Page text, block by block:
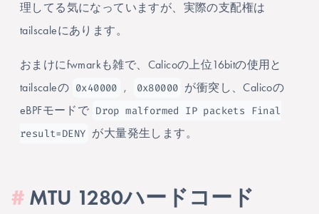
理してる気になっていますが、実際の支配権は
tailscaleにあります。
おまけにfwmarkも雑で、Calicoの上位16bitの使用と
tailscaleの 0x40000 , 0x80000 が衝突し、Calicoの
eBPFモードで Drop malformed IP packets Final
result=DENY が大量発生します。
# MTU 1280ハードコード